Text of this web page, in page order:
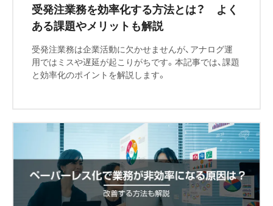
受発注業務を効率化する方法とは？ よく
ある課題やメリットも解説
受発注業務は企業活動に欠かせませんが、アナログ運
用ではミスや遅延が起こりがちです。本記事では、課題
と効率化のポイントを解説します。